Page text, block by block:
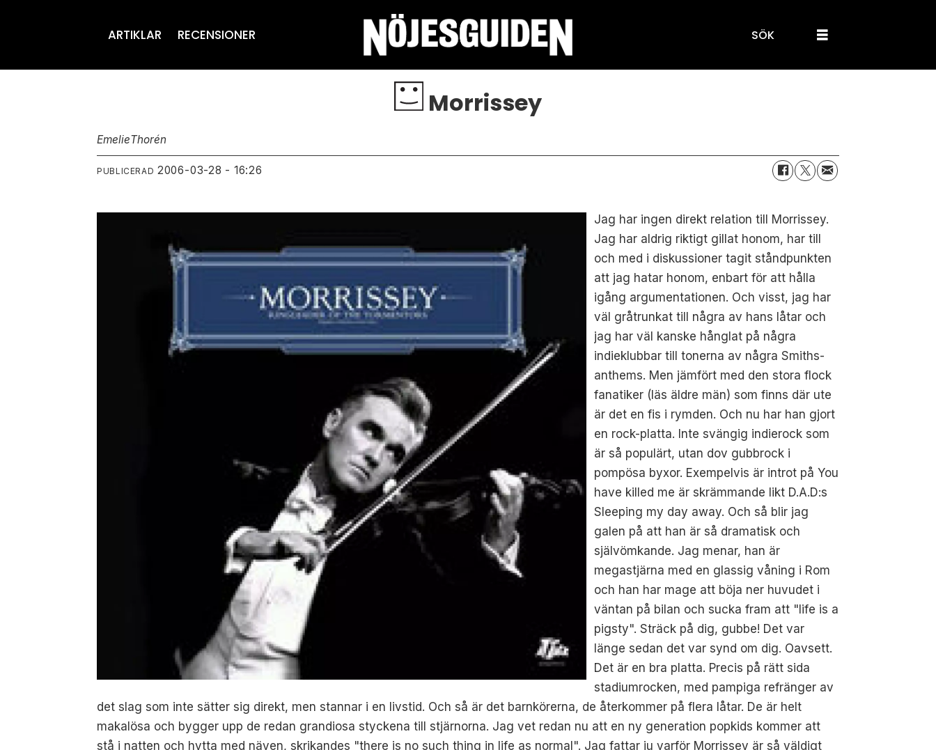
ARTIKLAR RECENSIONER SÖK
Morrissey
EmelieThorén
PUBLICERAD 2006-03-28 - 16:26
Jag har ingen direkt relation till Morrissey.
Jag har aldrig riktigt gillat honom, har till
och med i diskussioner tagit ståndpunkten
att jag hatar honom, enbart för att hålla
igång argumentationen. Och visst, jag har
väl gråtrunkat till några av hans låtar och
jag har väl kanske hånglat på några
indieklubbar till tonerna av några Smiths-
anthems. Men jämfört med den stora flock
fanatiker (läs äldre män) som finns där ute
är det en fis i rymden. Och nu har han gjort
en rock-platta. Inte svängig indierock som
är så populärt, utan dov gubbrock i
pompösa byxor. Exempelvis är introt på You
have killed me är skrämmande likt D.A.D:s
Sleeping my day away. Och så blir jag
galen på att han är så dramatisk och
självömkande. Jag menar, han är
megastjärna med en glassig våning i Rom
och han har mage att böja ner huvudet i
väntan på bilan och sucka fram att "life is a
pigsty". Sträck på dig, gubbe! Det var
länge sedan det var synd om dig. Oavsett.
Det är en bra platta. Precis på rätt sida
stadiumrocken, med pampiga refränger av
det slag som inte sätter sig direkt, men stannar i en livstid. Och så är det barnkörerna, de återkommer på flera låtar. De är helt
makalösa och bygger upp de redan grandiosa styckena till stjärnorna. Jag vet redan nu att en ny generation popkids kommer att
stå i natten och hytta med näven, skrikandes "there is no such thing in life as normal". Jag fattar ju varför Morrissey är så väldigt